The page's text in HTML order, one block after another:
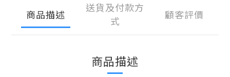
商品描述
送貨及付款方
式
顧客評價
商品描述